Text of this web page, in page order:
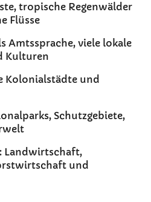
tropische Regenwälder
Flüsse
Amtssprache, viele lokale
Kulturen
Kolonialstädte und
Schutzgebiete,
Landwirtschaft,
und